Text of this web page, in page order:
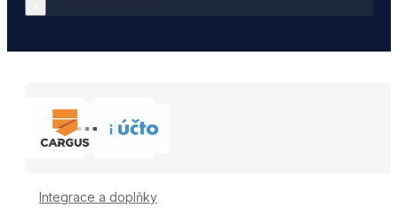
Integrace a doplňky